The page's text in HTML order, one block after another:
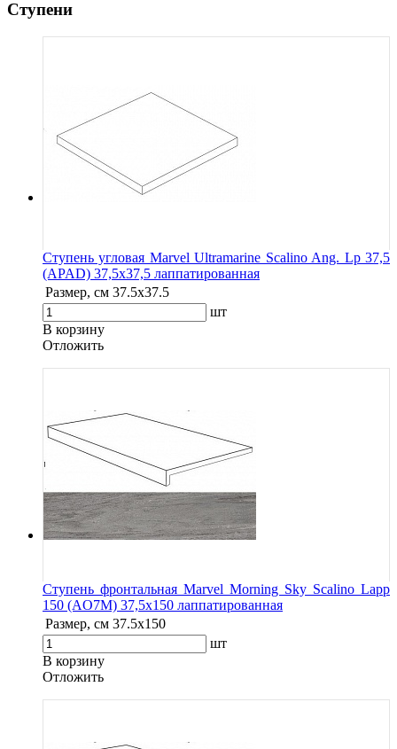
Ступени
Ступень угловая Marvel Ultramarine Scalino Ang. Lp 37,5
(APAD) 37,5x37,5 лаппатированная
Размер, см 37.5x37.5
шт
В корзину
Oтложить
Ступень фронтальная Marvel Morning Sky Scalino Lapp
150 (AO7M) 37,5x150 лаппатированная
Размер, см 37.5x150
шт
В корзину
Oтложить